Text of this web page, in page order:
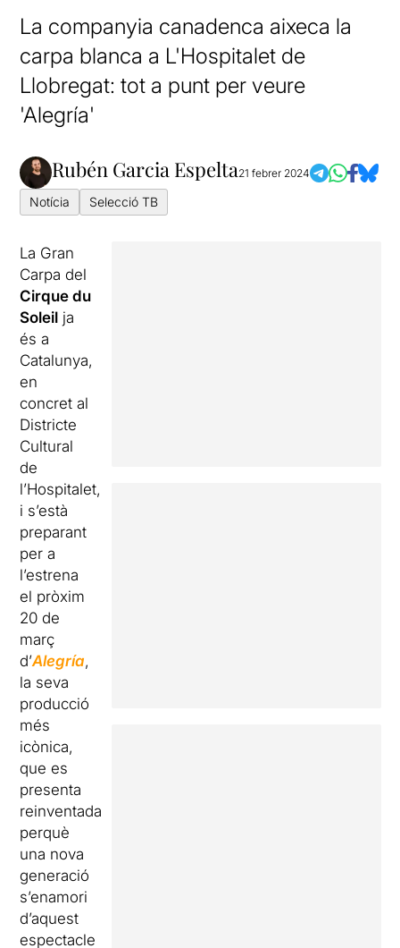
La companyia canadenca aixeca la
carpa blanca a L'Hospitalet de
Llobregat: tot a punt per veure
'Alegría'
Rubén Garcia Espelta21 febrer 2024
Notícia Selecció TB
La Gran
Carpa del
Cirque du
Soleil ja
és a
Catalunya,
en
concret al
Districte
Cultural
de
l’Hospitalet,
i s’està
preparant
per a
l’estrena
el pròxim
20 de
març
d’Alegría,
la seva
producció
més
icònica,
que es
presenta
reinventada
perquè
una nova
generació
s’enamori
d’aquest
espectacle